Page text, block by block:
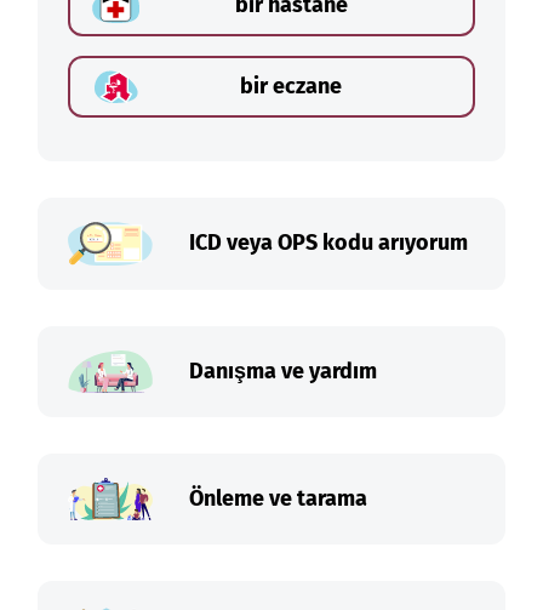
bir eczane
ICD veya OPS kodu arıyorum
Danışma ve yardım
Önleme ve tarama